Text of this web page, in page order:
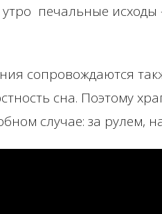
печальные
сопровождаются
сна. Поэтому
случае: за рулем,